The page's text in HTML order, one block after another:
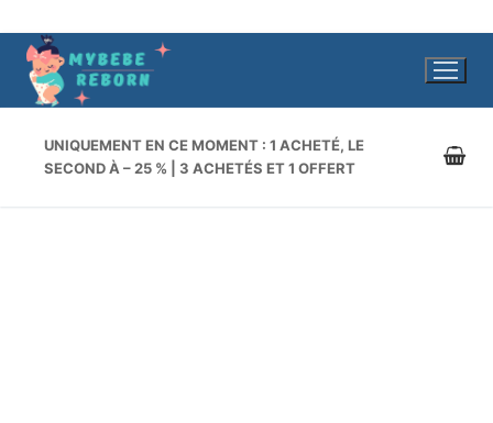
Aller
contenu
UNIQUEMENT EN CE MOMENT : 1 ACHETÉ, LE
SECOND À – 25 % | 3 ACHETÉS ET 1 OFFERT